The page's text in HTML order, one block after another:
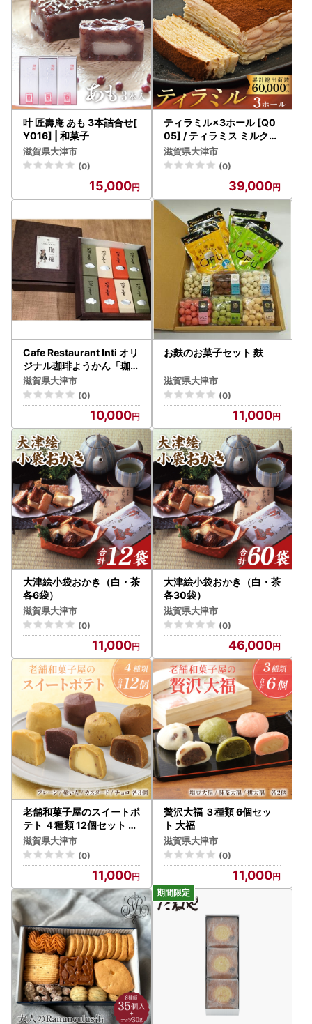
叶 匠壽庵 あも 3本詰合せ[
Y016] | 和菓子
滋賀県大津市
(0)
15,000
ティラミル×3ホール [Q0
05] / ティラミス ミルクレ
ープ
滋賀県大津市
(0)
39,000
Cafe Restaurant Inti オリ
ジナル珈琲ようかん「珈福
」（こうふく） 羊羹
滋賀県大津市
(0)
10,000
お麩のお菓子セット 麩
滋賀県大津市
(0)
11,000
大津絵小袋おかき（白・茶
各6袋）
滋賀県大津市
(0)
11,000
大津絵小袋おかき（白・茶
各30袋）
滋賀県大津市
(0)
46,000
老舗和菓子屋のスイートポ
テト ４種類 12個セット ス
イートポテト
滋賀県大津市
(0)
11,000
贅沢大福 ３種類 6個セッ
ト 大福
滋賀県大津市
(0)
11,000